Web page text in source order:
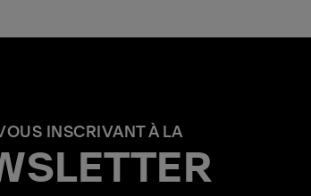
INSCRIVANT À LA